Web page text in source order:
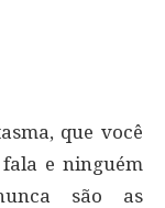
que você
e ninguém
são as